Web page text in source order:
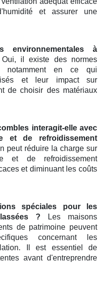
et assurer une
environnementales à
Oui, il existe des normes
notamment en ce qui
et leur impact sur
de choisir des matériaux
interagit-elle avec
et de refroidissement
peut réduire la charge sur
et de refroidissement
et diminuant les coûts
spéciales pour les
? Les maisons
de patrimoine peuvent
concernant les
Il est essentiel de
avant d'entreprendre